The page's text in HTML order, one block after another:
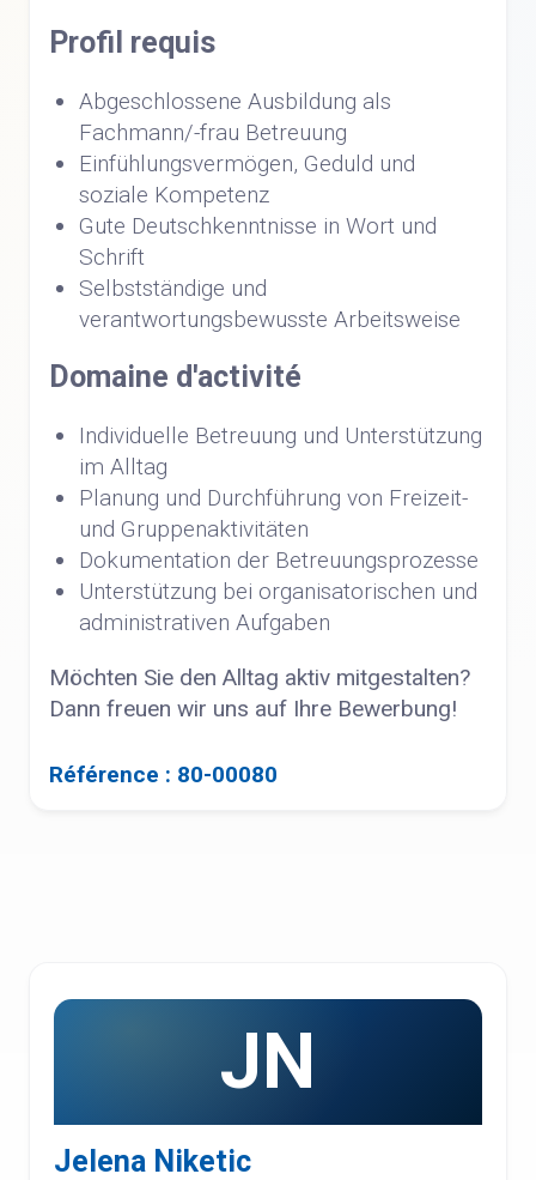
Profil requis
Abgeschlossene Ausbildung als
Fachmann/-frau Betreuung
Einfühlungsvermögen, Geduld und
soziale Kompetenz
Gute Deutschkenntnisse in Wort und
Schrift
Selbstständige und
verantwortungsbewusste Arbeitsweise
Domaine d'activité
Individuelle Betreuung und Unterstützung
im Alltag
Planung und Durchführung von Freizeit-
und Gruppenaktivitäten
Dokumentation der Betreuungsprozesse
Unterstützung bei organisatorischen und
administrativen Aufgaben
Möchten Sie den Alltag aktiv mitgestalten?
Dann freuen wir uns auf Ihre Bewerbung!
Référence : 80-00080
JN
Jelena Niketic